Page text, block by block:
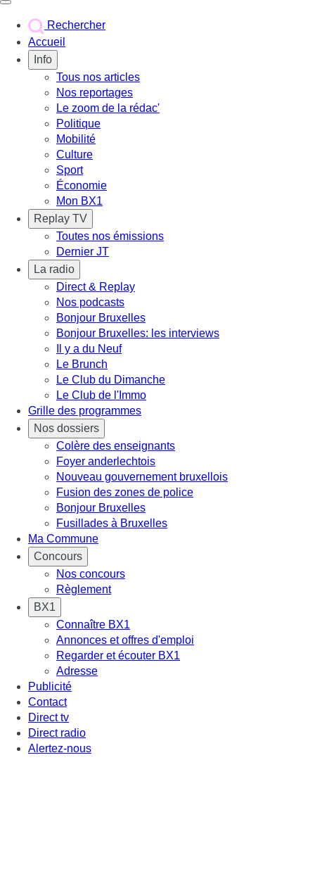
Rechercher
Accueil
Info
Tous nos articles
Nos reportages
Le zoom de la rédac'
Politique
Mobilité
Culture
Sport
Économie
Mon BX1
Replay TV
Toutes nos émissions
Dernier JT
La radio
Direct & Replay
Nos podcasts
Bonjour Bruxelles
Bonjour Bruxelles: les interviews
Il y a du Neuf
Le Brunch
Le Club du Dimanche
Le Club de l'Immo
Grille des programmes
Nos dossiers
Colère des enseignants
Foyer anderlechtois
Nouveau gouvernement bruxellois
Fusion des zones de police
Bonjour Bruxelles
Fusillades à Bruxelles
Ma Commune
Concours
Nos concours
Règlement
BX1
Connaître BX1
Annonces et offres d'emploi
Regarder et écouter BX1
Adresse
Publicité
Contact
Direct tv
Direct radio
Alertez-nous